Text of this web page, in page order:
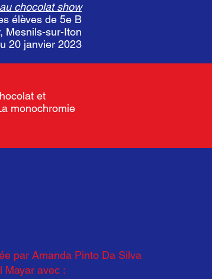
chocolat show
élèves de 5e B
Mesnils-sur-Iton
20 janvier 2023
et
monochromie
par Amanda Pinto Da Silva
Mayar avec :